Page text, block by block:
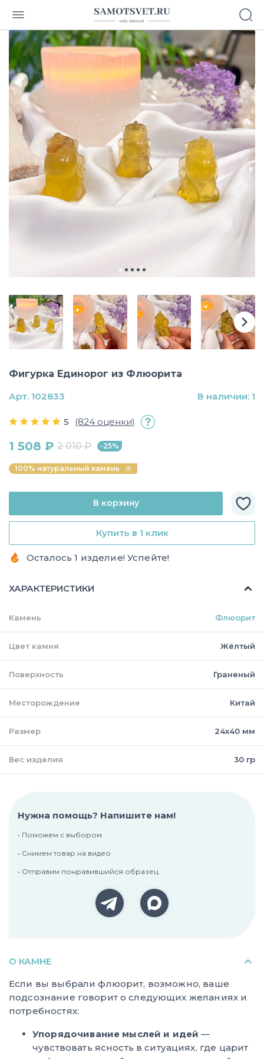
Фигурка Единорог из Флюорита
5 (824 оценки)
1 508 ₽ 2 010 ₽ -25%
100% натуральный камень
Купить в 1 клик
В корзину
Осталось 1 изделие! Успейте!
Арт. 102833 В наличии: 1
ХАРАКТЕРИСТИКИ
Камень Флюорит
Цвет камня Жёлтый
Поверхность Граненый
Месторождение Китай
Размер 24х40 мм
Вес изделия 30 гр
Нужна помощь? Напишите нам!
• Поможем с выбором
• Снимем товар на видео
• Отправим понравившийся образец
О КАМНЕ
Если вы выбрали флюорит, возможно, ваше
подсознание говорит о следующих желаниях и
потребностях:
Упорядочивание мыслей и идей —
чувствовать ясность в ситуациях, где царит